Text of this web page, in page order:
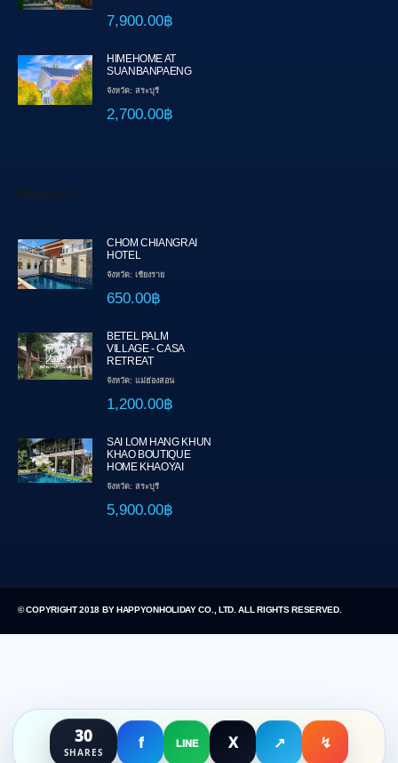
30
SHARES
f LINE X ↗ ↯
7,900.00฿
HIMEHOME AT
SUANBANPAENG
จังหวัด: สระบุรี
2,700.00฿
ที่พักแนะนำ
CHOM CHIANGRAI
HOTEL
จังหวัด: เชียงราย
650.00฿
BETEL PALM
VILLAGE - CASA
RETREAT
จังหวัด: แม่ฮ่องสอน
1,200.00฿
SAI LOM HANG KHUN
KHAO BOUTIQUE
HOME KHAOYAI
จังหวัด: สระบุรี
5,900.00฿
© COPYRIGHT 2018 BY HAPPYONHOLIDAY CO., LTD. ALL RIGHTS RESERVED.